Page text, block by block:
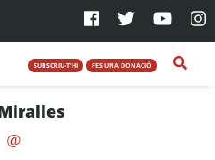
SUBSCRIU-T'HI FES UNA DONACIÓ